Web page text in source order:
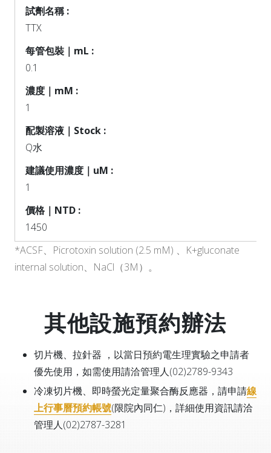
TTX
0.1
1
Q水
1
1450
*ACSF、Picrotoxin solution (2.5 mM) 、K+gluconate
internal solution、NaCl（3M）。
其他設施預約辦法
切片機、拉針器 ，以當日預約電生理實驗之申請者
優先使用，如需使用請洽管理人(02)2789-9343
冷凍切片機、即時螢光定量聚合酶反應器，請申請線
上行事曆預約帳號(限院內同仁)，詳細使用資訊請洽
管理人(02)2787-3281